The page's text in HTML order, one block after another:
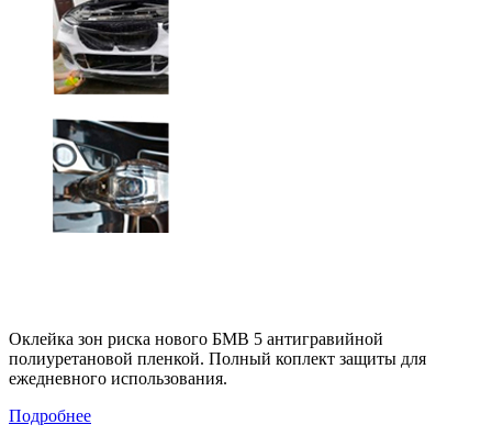
Оклейка зон риска нового БМВ 5 антигравийной
полиуретановой пленкой. Полный коплект защиты для
ежедневного использования.
Подробнее